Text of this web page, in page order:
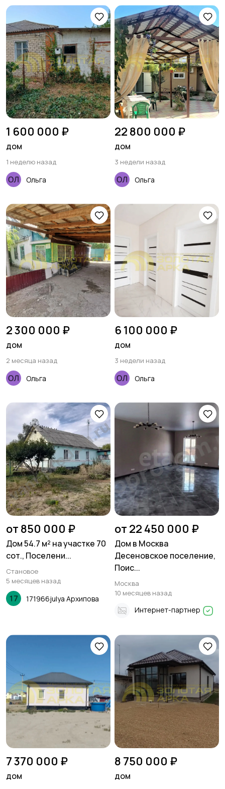
1 600 000 ₽
дом
1 неделю назад
Ольга
22 800 000 ₽
дом
3 недели назад
Ольга
2 300 000 ₽
дом
2 месяца назад
Ольга
6 100 000 ₽
дом
3 недели назад
Ольга
от 850 000 ₽
Дом 54.7 м² на участке 70
сот., Поселени...
Становое
5 месяцев назад
171966julya Архипова
от 22 450 000 ₽
Дом в Москва
Десеновское поселение,
Поис...
Москва
10 месяцев назад
Интернет-партнер
7 370 000 ₽
дом
8 750 000 ₽
дом